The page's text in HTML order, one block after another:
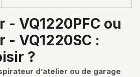
- VQ1220PFC ou
- VQ1220SC :
?
d’atelier ou de garage